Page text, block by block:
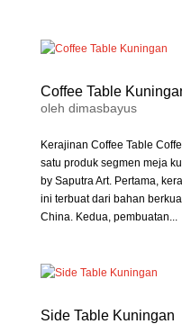
Coffee Table
oleh dimasbayus
Kerajinan Coffee Table
satu produk segmen meja
by Saputra Art. Pertama,
ini terbuat dari bahan
China. Kedua, pembuatan...
Side Table Kuningan